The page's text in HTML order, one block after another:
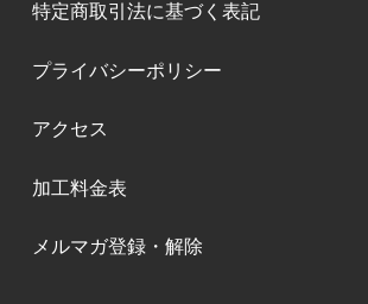
特定商取引法に基づく表記
プライバシーポリシー
アクセス
加工料金表
メルマガ登録・解除